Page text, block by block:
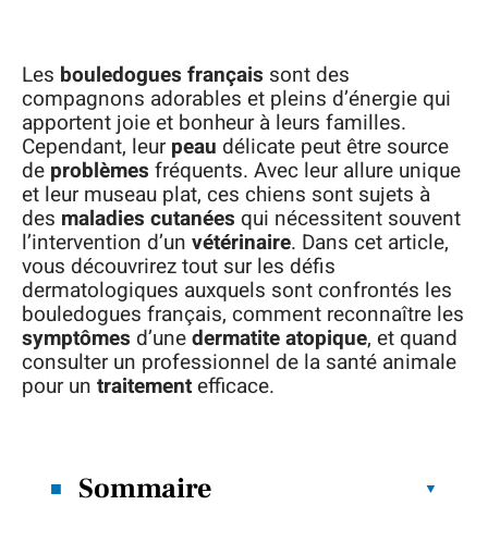
Les bouledogues français sont des
compagnons adorables et pleins d’énergie qui
apportent joie et bonheur à leurs familles.
Cependant, leurpeau délicate peut être source
de problèmes fréquents. Avec leur allure unique
et leur museau plat, ces chiens sont sujets à
des maladies cutanées qui nécessitent souvent
l’intervention d’un vétérinaire. Dans cet article,
vous découvrirez tout sur les défis
dermatologiques auxquels sont confrontés les
bouledogues français, comment reconnaître les
symptômes d’unedermatite atopique, et quand
consulter un professionnel de la santé animale
pour un traitementefficace.
Sommaire